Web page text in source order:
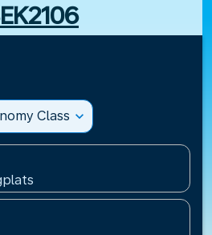
Class expand_more